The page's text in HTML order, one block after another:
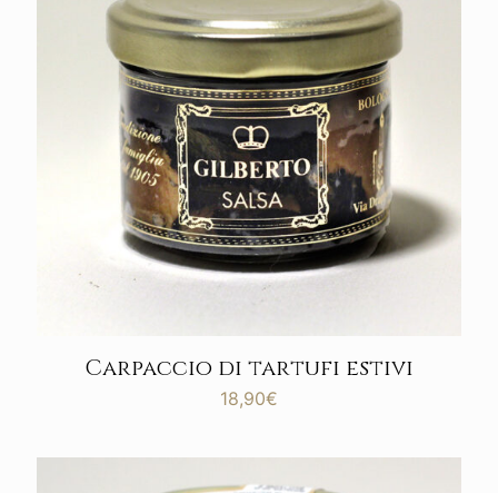
Carpaccio di tartufi estivi
18,90€